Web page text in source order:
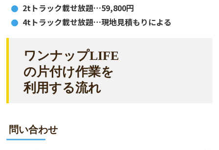
2tトラック載せ放題…59,800円
4tトラック載せ放題…現地見積もりによる
ワンナップLIFE
の片付け作業を
利用する流れ
問い合わせ